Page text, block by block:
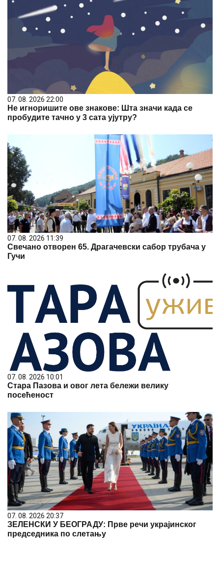
07. 08. 2026 22:00
Не игноришите ове знакове: Шта значи када се
пробудите тачно у 3 сата ујутру?
07. 08. 2026 11:39
Свечано отворен 65. Драгачевски сабор трубача у
Гучи
07. 08. 2026 10:01
Стара Пазова и овог лета бележи велику
посећеност
07. 08. 2026 20:37
ЗЕЛЕНСКИ У БЕОГРАДУ: Прве речи украјинског
председника по слетању